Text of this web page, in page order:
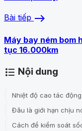
Bài tiếp east
Máy bay ném bom
tục 16.000km
format_list_bulleted Nội dung
Nhiệt độ cao tác
Đâu là giới hạn chịu
Cách để kiểm soát